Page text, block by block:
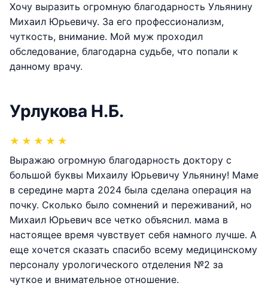
Хочу выразить огромную благодарность Ульянину
Михаил Юрьевичу. За его профессионализм,
чуткость, внимание. Мой муж проходил
обследование, благодарна судьбе, что попали к
данному врачу.
Урлукова Н.Б.
★ ★ ★ ★ ★
Выражаю огромную благодарность доктору с
большой буквы Михаилу Юрьевичу Ульянину! Маме
в середине марта 2024 была сделана операция на
почку. Сколько было сомнений и переживаний, но
Михаил Юрьевич все четко объяснил. мама в
настоящее время чувствует себя намного лучше. А
еще хочется сказать спасибо всему медицинскому
персоналу урологического отделения №2 за
чуткое и внимательное отношение.